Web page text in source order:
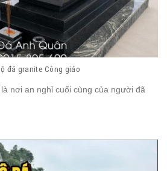
đá granite Công giáo
nơi an nghỉ cuối cùng của người đã